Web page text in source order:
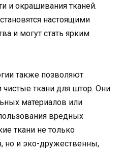
и окрашивания тканей.
настоящими
и могут стать ярким
также позволяют
чистые ткани для штор. Они
материалов или
вредных
ткани не только
но и эко-дружественны,